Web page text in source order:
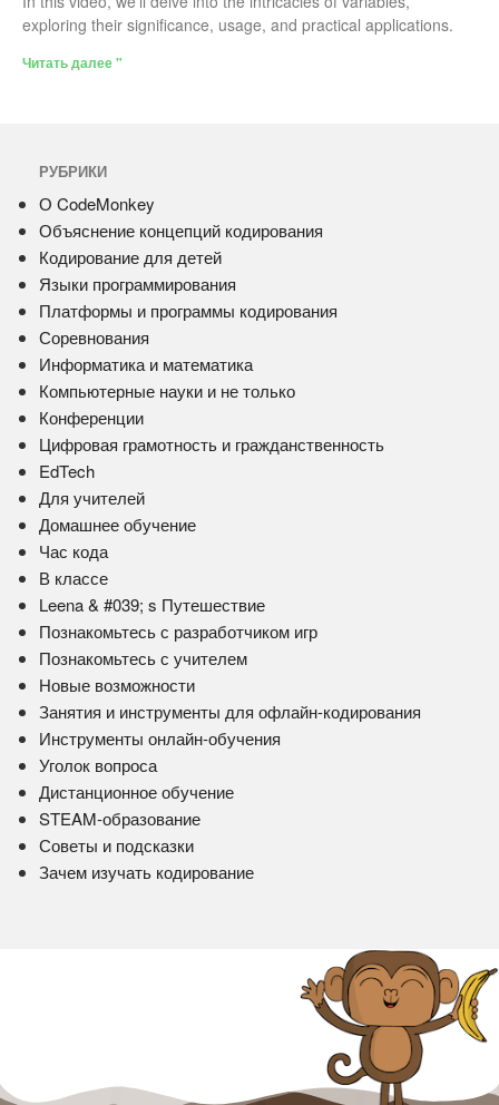
exploring their significance, usage, and practical applications.
Читать далее "
РУБРИКИ
О CodeMonkey
Объяснение концепций кодирования
Кодирование для детей
Языки программирования
Платформы и программы кодирования
Соревнования
Информатика и математика
Компьютерные науки и не только
Конференции
Цифровая грамотность и гражданственность
EdTech
Для учителей
Домашнее обучение
Час кода
В классе
Leena & #039; s Путешествие
Познакомьтесь с разработчиком игр
Познакомьтесь с учителем
Новые возможности
Занятия и инструменты для офлайн-кодирования
Инструменты онлайн-обучения
Уголок вопроса
Дистанционное обучение
STEAM-образование
Советы и подсказки
Зачем изучать кодирование